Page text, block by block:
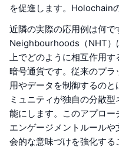
を促進します。Holochain
近隣の実際の応用例は何で
Neighbourhoods（NHT）
上でどのように相互作用
暗号通貨です。従来のプ
用やデータを制御するの
ミュニティが独自の分散
能にします。このアプロ
エンゲージメントルール
会的な意味づけを強化する